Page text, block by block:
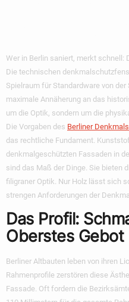
Wer in Berlin saniert, merkt schnell:
Die technischen
Spielraum für Standardware von
maximale Annäherung an das
um die Optik, sondern um die
Die Vorgaben des Berliner
das rechtliche Fundament.
denkmalgeschützten Fassaden in
sind das Maß der Dinge. Sie bieten
filigraner Optik. Nur Holz lässt sich
strengen Anforderungen der
Das Profil:
Oberstes Gebot
Berliner Altbauten leben von ihren
Rahmenprofile zerstören diese
Fassade. Oft fordern die